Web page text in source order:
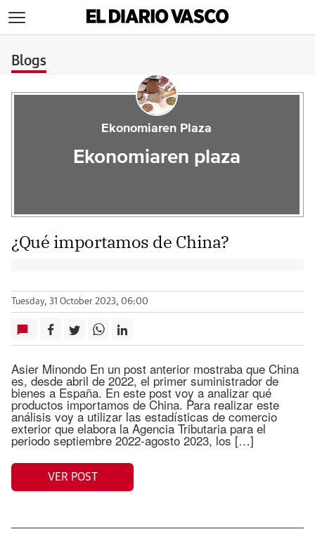
Blogs
Ekonomiaren Plaza
Ekonomiaren plaza
¿Qué importamos de China?
Tuesday, 31 October 2023, 06:00
Asier Minondo En un post anterior mostraba que China
es, desde abril de 2022, el primer suministrador de
bienes a España. En este post voy a analizar qué
productos importamos de China. Para realizar este
análisis voy a utilizar las estadísticas de comercio
exterior que elabora la Agencia Tributaria para el
periodo septiembre 2022-agosto 2023, los […]
VER POST